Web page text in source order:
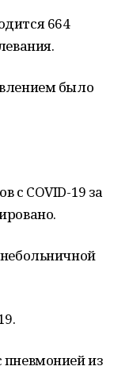
664
было
с COVID-19 за
из